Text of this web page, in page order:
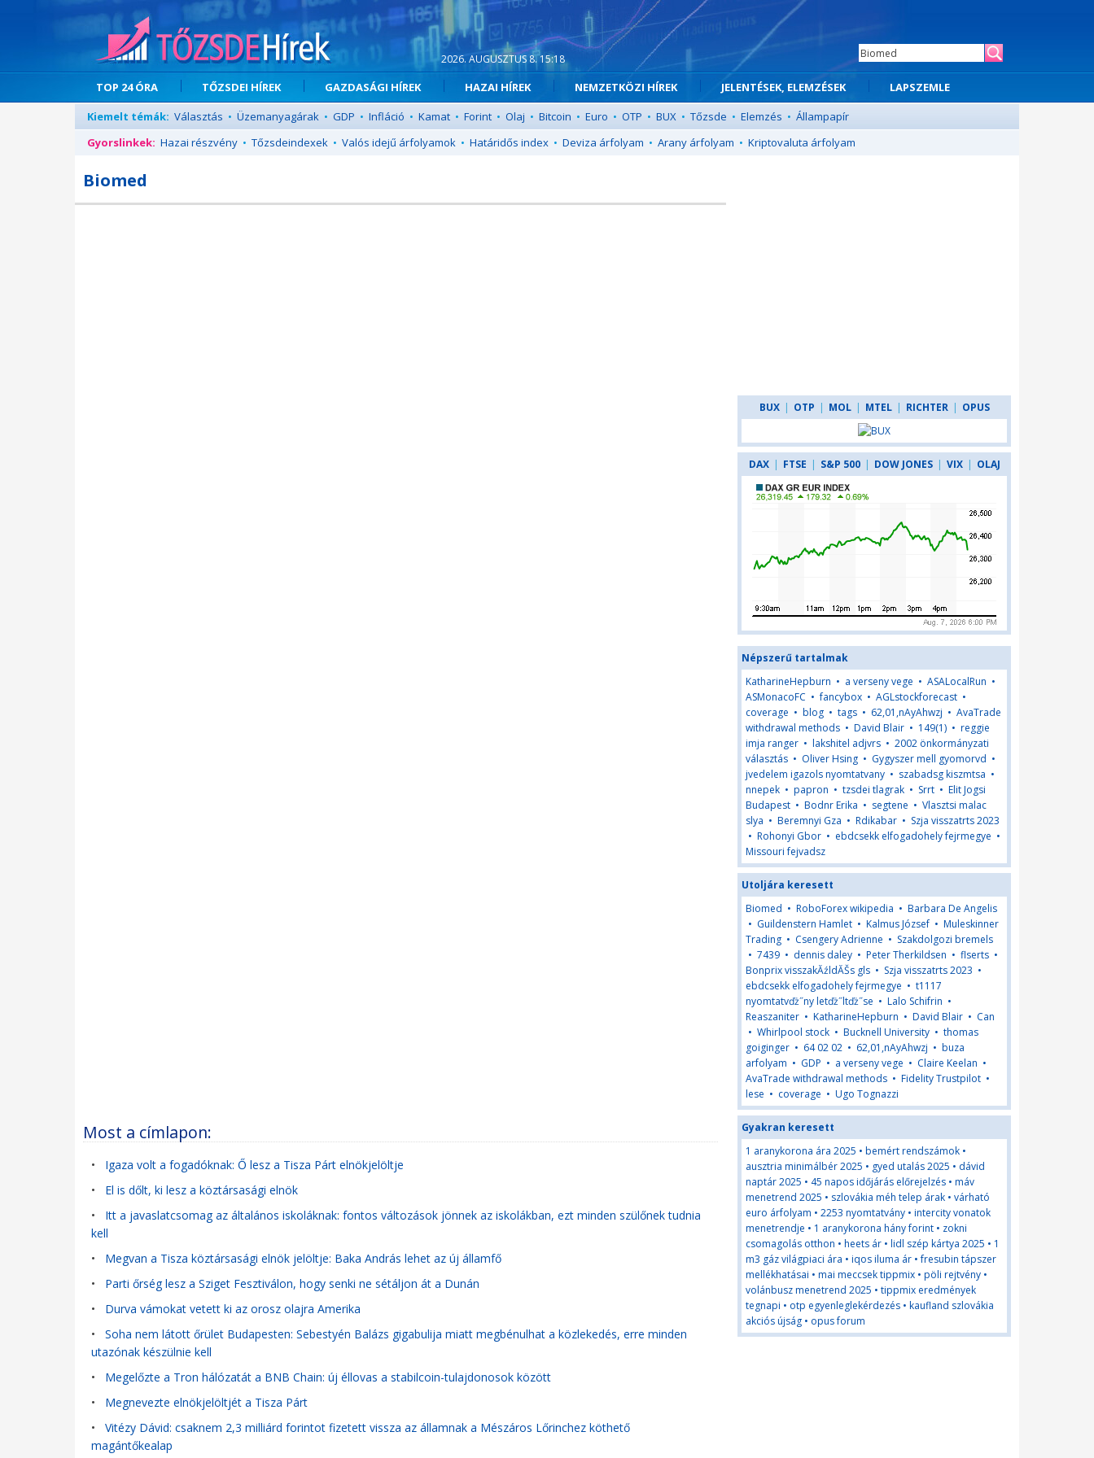
2026. AUGUSZTUS 8. 15:18
TOP 24 ÓRA TŐZSDEI HÍREK GAZDASÁGI HÍREK HAZAI HÍREK NEMZETKÖZI HÍREK JELENTÉSEK, ELEMZÉSEK
LAPSZEMLE
Kiemelt témák: Választás • Üzemanyagárak • GDP • Infláció • Kamat • Forint • Olaj • Bitcoin • Euro • OTP • BUX • Tőzsde • Elemzés • Állampapír
Gyorslinkek: Hazai részvény • Tőzsdeindexek • Valós idejű árfolyamok • Határidős index • Deviza árfolyam • Arany árfolyam • Kriptovaluta árfolyam
Biomed
Most a címlapon:
• Igaza volt a fogadóknak: Ő lesz a Tisza Párt elnökjelöltje
• El is dőlt, ki lesz a köztársasági elnök
• Itt a javaslatcsomag az általános iskoláknak: fontos változások jönnek az iskolákban, ezt minden szülőnek tudnia
kell
• Megvan a Tisza köztársasági elnök jelöltje: Baka András lehet az új államfő
• Parti őrség lesz a Sziget Fesztiválon, hogy senki ne sétáljon át a Dunán
• Durva vámokat vetett ki az orosz olajra Amerika
• Soha nem látott őrület Budapesten: Sebestyén Balázs gigabulija miatt megbénulhat a közlekedés, erre minden
utazónak készülnie kell
• Megelőzte a Tron hálózatát a BNB Chain: új éllovas a stabilcoin-tulajdonosok között
• Megnevezte elnökjelöltjét a Tisza Párt
• Vitézy Dávid: csaknem 2,3 milliárd forintot fizetett vissza az államnak a Mészáros Lőrinchez köthető
magántőkealap
BUX | OTP | MOL | MTEL | RICHTER | OPUS
DAX | FTSE | S&P 500 | DOW JONES | VIX | OLAJ
Népszerű tartalmak
KatharineHepburn • a verseny vege • ASALocalRun •
ASMonacoFC •fancybox • AGLstockforecast •
coverage • blog • tags • 62,01,nAyAhwzj • AvaTrade
withdrawal methods • David Blair • 149(1) • reggie
imja ranger • lakshitel adjvrs • 2002 önkormányzati
választás • Oliver Hsing • Gygyszer mell gyomorvd •
jvedelem igazols nyomtatvany • szabadsg kiszmtsa •
nnepek • papron • tzsdei tlagrak • Srrt • Elit Jogsi
Budapest • Bodnr Erika • segtene • Vlasztsi malac
slya • Beremnyi Gza • Rdikabar • Szja visszatrts 2023
• Rohonyi Gbor • ebdcsekk elfogadohely fejrmegye •
Missouri fejvadsz
Utoljára keresett
Biomed • RoboForex wikipedia • Barbara De Angelis
• Guildenstern Hamlet • Kalmus József • Muleskinner
Trading • Csengery Adrienne • Szakdolgozi bremels
• 7439 • dennis daley • Peter Therkildsen • flserts •
Bonprix visszakĂźldĂŠs gls • Szja visszatrts 2023 •
ebdcsekk elfogadohely fejrmegye • t1117
nyomtatvďż˝ny letďż˝ltďż˝se • Lalo Schifrin •
Reaszaniter • KatharineHepburn • David Blair • Can
• Whirlpool stock • Bucknell University • thomas
goiginger • 64 02 02 • 62,01,nAyAhwzj • buza
arfolyam • GDP • a verseny vege • Claire Keelan •
AvaTrade withdrawal methods • Fidelity Trustpilot •
lese • coverage • Ugo Tognazzi
Gyakran keresett
1 aranykorona ára 2025 • bemért rendszámok •
ausztria minimálbér 2025 • gyed utalás 2025 • dávid
naptár 2025 • 45 napos időjárás előrejelzés • máv
menetrend 2025 • szlovákia méh telep árak • várható
euro árfolyam • 2253 nyomtatvány • intercity vonatok
menetrendje • 1 aranykorona hány forint • zokni
csomagolás otthon • heets ár • lidl szép kártya 2025 • 1
m3 gáz világpiaci ára • iqos iluma ár •fresubin tápszer
mellékhatásai • mai meccsek tippmix • pöli rejtvény •
volánbusz menetrend 2025 • tippmix eredmények
tegnapi • otp egyenleglekérdezés • kaufland szlovákia
akciós újság • opus forum